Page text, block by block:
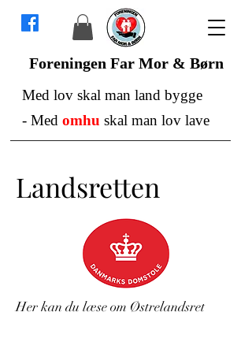
Foreningen Far Mor & Børn
Med lov skal man land bygge
- Med omhu skal man lov lave
Landsretten
Her kan du læse om Østrelandsret